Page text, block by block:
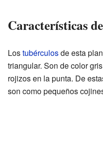
Características
Lostubérculosde esta
triangular. Son de color
rojizos en la punta. De
son como pequeños